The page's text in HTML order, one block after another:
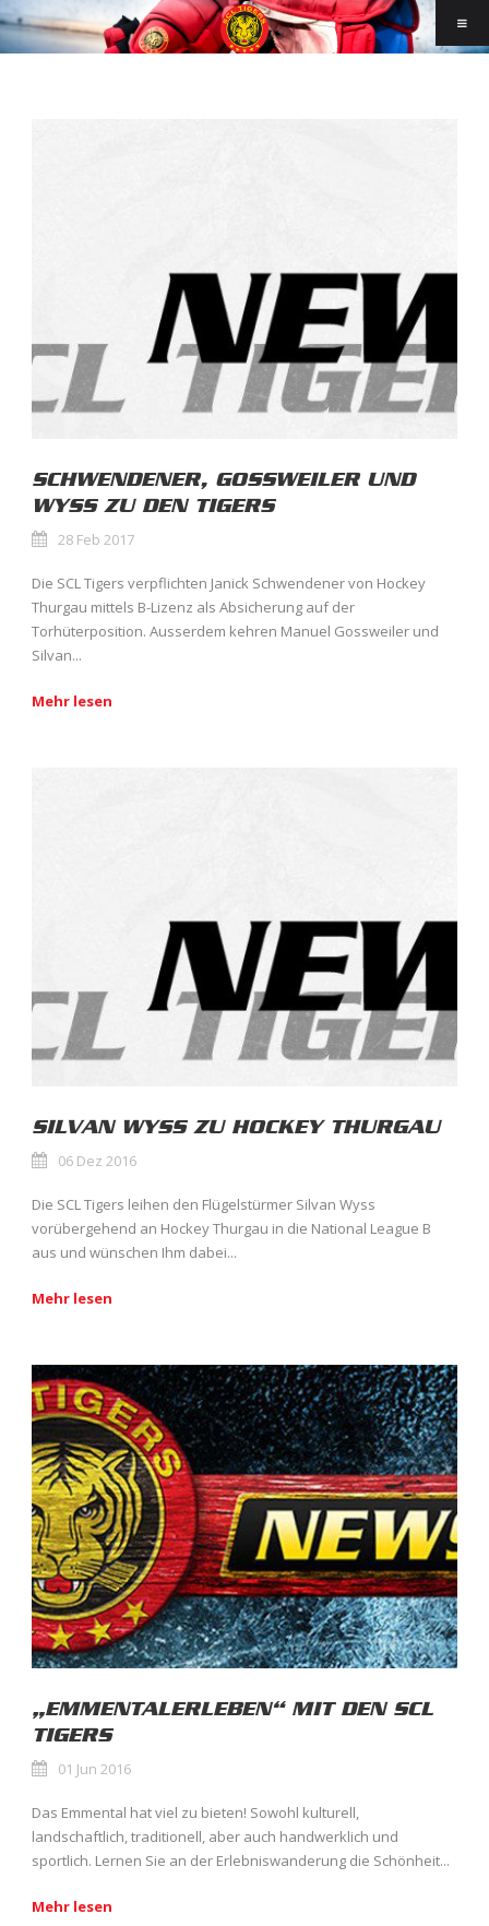
SCHWENDENER, GOSSWEILER UND
WYSS ZU DEN TIGERS
28 Feb 2017
Die SCL Tigers verpflichten Janick Schwendener von Hockey
Thurgau mittels B-Lizenz als Absicherung auf der
Torhüterposition. Ausserdem kehren Manuel Gossweiler und
Silvan...
Mehr lesen
SILVAN WYSS ZU HOCKEY THURGAU
06 Dez 2016
Die SCL Tigers leihen den Flügelstürmer Silvan Wyss
vorübergehend an Hockey Thurgau in die National League B
aus und wünschen Ihm dabei...
Mehr lesen
„EMMENTALERLEBEN“ MIT DEN SCL
TIGERS
01 Jun 2016
Das Emmental hat viel zu bieten! Sowohl kulturell,
landschaftlich, traditionell, aber auch handwerklich und
sportlich. Lernen Sie an der Erlebniswanderung die Schönheit...
Mehr lesen